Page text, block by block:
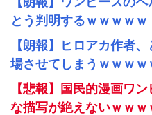
とう判明するｗｗｗｗｗ
【朗報】ヒロアカ作者
場させてしまうｗｗｗｗ
【悲報】国民的漫画ワ
な描写が絶えないｗｗｗ